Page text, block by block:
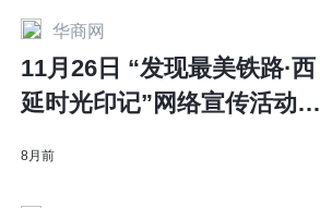
华商网
11月26日 “发现最美铁路·西
延时光印记”网络宣传活动正
8月前